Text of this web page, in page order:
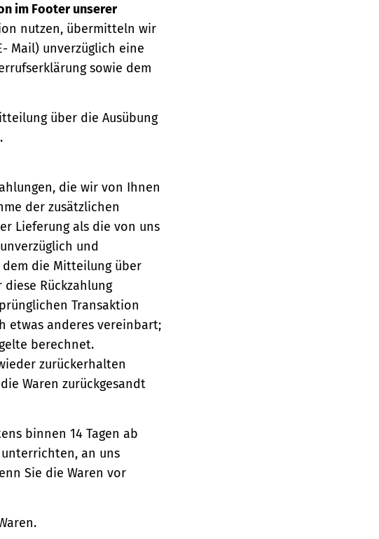
im Footer unserer
nutzen, übermitteln wir
Mail) unverzüglich eine
sowie dem
über die Ausübung
die wir von Ihnen
der zusätzlichen
Lieferung als die von uns
und
dem die Mitteilung über
Rückzahlung
Transaktion
etwas anderes vereinbart;
berechnet.
zurückerhalten
Waren zurückgesandt
binnen 14 Tagen ab
unterrichten, an uns
Sie die Waren vor